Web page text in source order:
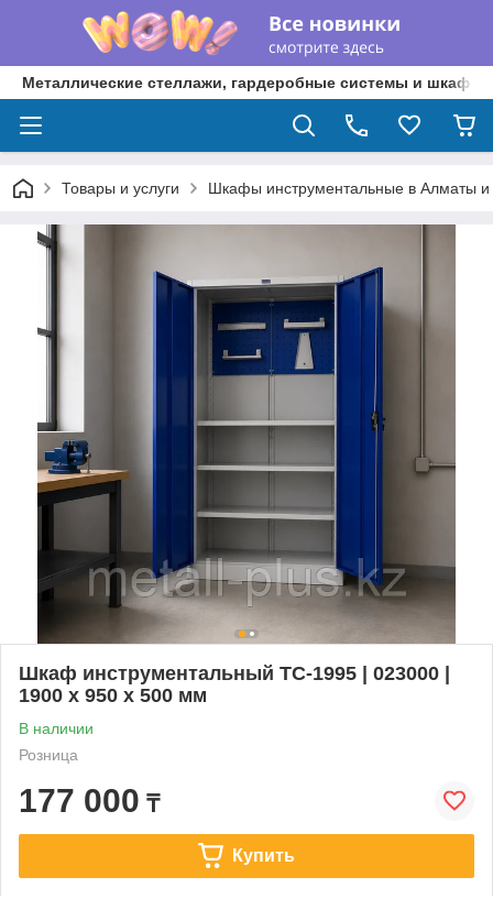
Металлические стеллажи, гардеробные системы и шкафы
Товары и услуги Шкафы инструментальные в Алматы и
Шкаф инструментальный TC-1995 | 023000 |
1900 x 950 x 500 мм
В наличии
Розница
177 000 ₸
Купить